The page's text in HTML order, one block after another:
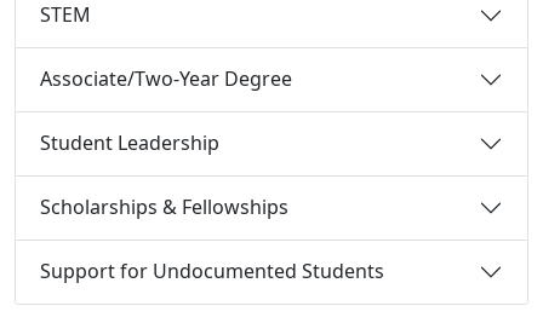
STEM
Associate/Two-Year Degree
Student Leadership
Scholarships & Fellowships
Support for Undocumented Students